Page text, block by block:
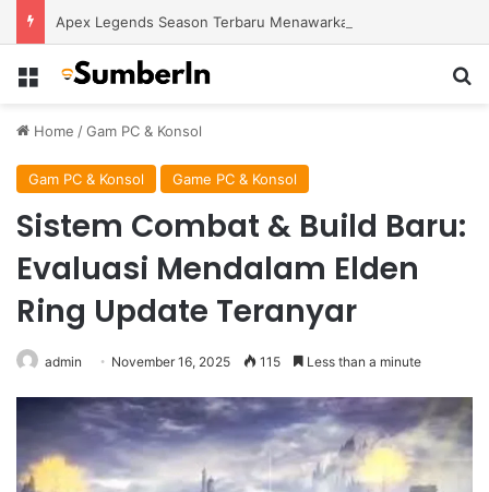
Menu
Home /Gam PC & Konsol
Gam PC & Konsol Game PC & Konsol
Sistem Combat & Build Baru:
Evaluasi Mendalam Elden
Ring Update Teranyar
admin November 16, 2025 115 Less than a minute